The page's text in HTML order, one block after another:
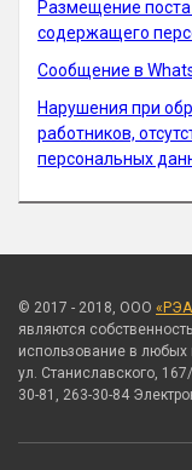
Размещение поста
содержащего
Сообщение в
Нарушения при
работников,
персональных
© 2017 - 2018, ООО
являются
использование в любых
ул. Станиславского,
30-81, 263-30-84